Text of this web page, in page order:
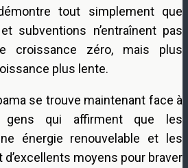
tout simplement que
subventions n’entraînent pas
croissance zéro, mais plus
plus lente.
se trouve maintenant face à
qui affirment que les
énergie renouvelable et les
d’excellents moyens pour braver